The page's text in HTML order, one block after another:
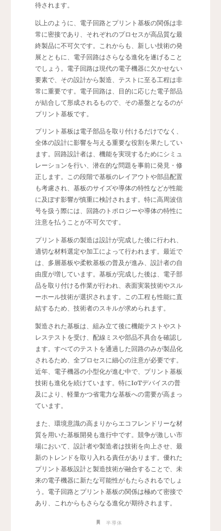
待されます。
以上のように、電子回路とプリント基板の関係は非
常に密接であり、それぞれのプロセスが高品質な最
終製品に不可欠です。これからも、新しい技術の発
展とともに、電子回路はさらなる進化を遂げること
でしょう。電子回路は現代の電子機器に欠かせない
要素で、その設計から製造、テストに至る工程は非
常に重要です。電子回路は、目的に応じた電子部品
が結合して形成されるもので、その基盤となるのが
プリント基板です。
プリント基板は電子部品を取り付けるだけでなく、
全体の設計に影響を与える重要な役割を果たしてい
ます。回路設計者は、機能を実現するためにシミュ
レーションを行い、潜在的な問題を事前に発見・修
正します。この段階で基板のレイアウトや部品配置
も考慮され、基板のサイズや導体の特性などが性能
に及ぼす影響が慎重に検討されます。特に高周波信
号を扱う際には、回路のトポロジーや導体の特性に
注意を払うことが不可欠です。
プリント基板の製造は設計が完成した後に行われ、
適切な材料選定や加工によって行われます。最近で
は、多層基板や柔軟基板の普及が進み、設計者の自
由度が増しています。基板が完成した後は、電子部
品を取り付ける作業が行われ、表面実装技術やスル
ーホール技術が選択されます。この工程も性能に直
結するため、技術者のスキルが求められます。
製造された基板は、組み立て後に機能テストやスト
レステストを受け、配線ミスや部品不具合を確認し
ます。すべてのテストを通過した回路のみが製品化
されるため、全プロセスに細心の注意が必要です。
近年、電子機器の小型化が進む中で、プリント基板
技術も進化を続けています。特にIoTデバイスの普
及により、軽量かつ省電力な基板への需要が高まっ
ています。
また、環境意識の高まりからエコフレンドリーな材
質を用いた基板開発も進行中です。競争が激しい市
場において、設計者や製造者は技術を向上させ、最
新のトレンドを取り入れる責任があります。優れた
プリント基板設計と製造技術が融合することで、未
来の電子機器に新たな可能性がもたらされるでしょ
う。電子回路とプリント基板の関係は極めて密接で
あり、これからもさらなる進化が期待されます。
半導体